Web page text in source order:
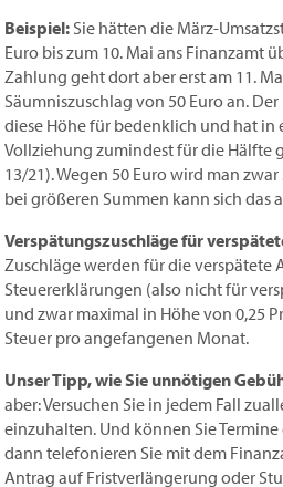
Beispiel: Sie hätten die März-
Euro bis zum 10. Mai ans Finanzamt
Zahlung geht dort aber erst am 11.
Säumniszuschlag von 50 Euro an.
diese Höhe für bedenklich und hat in
Vollziehung zumindest für die Hälfte
13/21). Wegen 50 Euro wird man
bei größeren Summen kann sich das
Verspätungszuschläge für
Zuschläge werden für die verspätete
Steuererklärungen (also nicht für
und zwar maximal in Höhe von 0,25
Steuer pro angefangenen Monat.
Unser Tipp, wie Sie unnötigen
aber: Versuchen Sie in jedem Fall
einzuhalten. Und können Sie
dann telefonieren Sie mit dem
Antrag auf Fristverlängerung oder